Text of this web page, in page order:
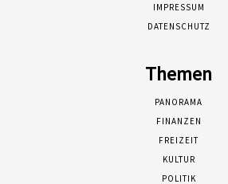
IMPRESSUM
DATENSCHUTZ
Themen
PANORAMA
FINANZEN
FREIZEIT
KULTUR
POLITIK